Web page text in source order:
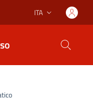
Lingua attiva:
ITA